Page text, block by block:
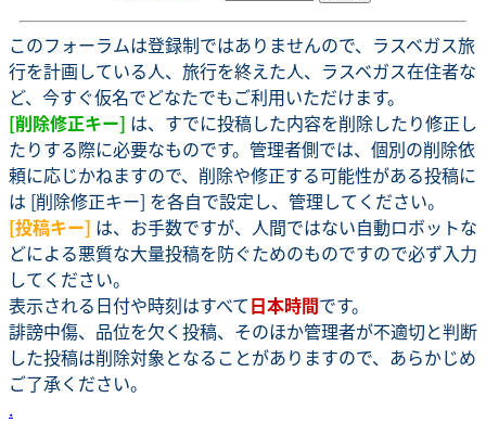
このフォーラムは登録制ではありませんので、ラスベガス旅
行を計画している人、旅行を終えた人、ラスベガス在住者な
ど、今すぐ仮名でどなたでもご利用いただけます。
[削除修正キー] は、すでに投稿した内容を削除したり修正し
たりする際に必要なものです。管理者側では、個別の削除依
頼に応じかねますので、削除や修正する可能性がある投稿に
は [削除修正キー] を各自で設定し、管理してください。
[投稿キー] は、お手数ですが、人間ではない自動ロボットな
どによる悪質な大量投稿を防ぐためのものですので必ず入力
してください。
表示される日付や時刻はすべて日本時間です。
誹謗中傷、品位を欠く投稿、そのほか管理者が不適切と判断
した投稿は削除対象となることがありますので、あらかじめ
ご了承ください。
.